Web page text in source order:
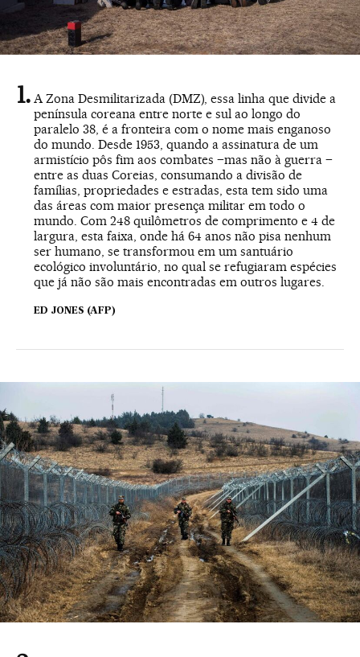
A Zona Desmilitarizada (DMZ), essa linha que divide a
península coreana entre norte e sul ao longo do
paralelo 38, é a fronteira com o nome mais enganoso
do mundo. Desde 1953, quando a assinatura de um
armistício pôs fim aos combates –mas não à guerra –
entre as duas Coreias, consumando a divisão de
famílias, propriedades e estradas, esta tem sido uma
das áreas com maior presença militar em todo o
mundo. Com 248 quilômetros de comprimento e 4 de
largura, esta faixa, onde há 64 anos não pisa nenhum
ser humano, se transformou em um santuário
ecológico involuntário, no qual se refugiaram espécies
que já não são mais encontradas em outros lugares.
ED JONES (AFP)